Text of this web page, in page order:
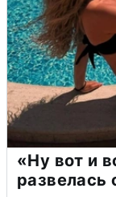
«Ну вот и